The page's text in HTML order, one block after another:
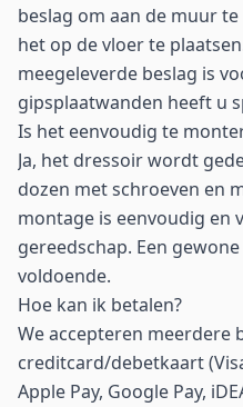
beslag om aan de muur
het op de vloer te
meegeleverde beslag is
gipsplaatwanden heeft u
Is het eenvoudig te
Ja, het dressoir wordt
dozen met schroeven en
montage is eenvoudig en
gereedschap. Een
voldoende.
Hoe kan ik betalen?
We accepteren meerdere
creditcard/debetkaart
Apple Pay, Google Pay,